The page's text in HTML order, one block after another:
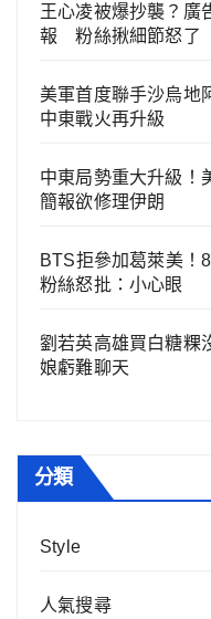
王心凌被爆抄襲？廣
報 粉絲揪細節怒了
美軍首度聯手沙烏地
中東戰火再升級
中東局勢重大升級
簡報欲修理伊朗
BTS拒參加葛萊美
粉絲怒批：小心眼
劉若英高雄買白糖
娘虧難聊天
分類
Style
人氣搜尋